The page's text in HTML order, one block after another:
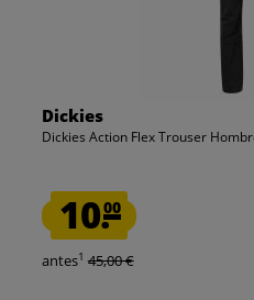
Dickies
Dickies Action Flex Trouser
10.00
antes1 45,00 €